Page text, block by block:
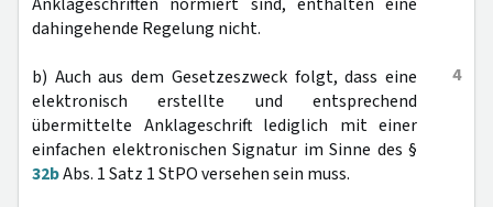
dahingehende Regelung nicht.
4
b) Auch aus dem Gesetzeszweck folgt, dass eine
elektronisch erstellte und entsprechend
übermittelte Anklageschrift lediglich mit einer
einfachen elektronischen Signatur im Sinne des §
32bAbs. 1 Satz 1 StPO versehen sein muss.